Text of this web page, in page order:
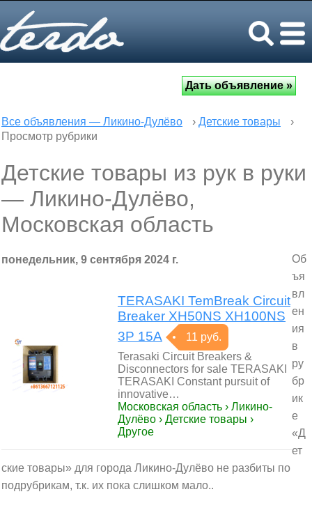
Все объявления — Ликино-Дулёво › Детские товары
›
Просмотр рубрики
Детские товары из рук в руки
— Ликино-Дулёво,
Московская область
понедельник, 9 сентября 2024 г.
TERASAKI TemBreak Circuit
Breaker XH50NS XH100NS
3P 15A
11 руб.
Terasaki Circuit Breakers &
Disconnectors for sale TERASAKI
TERASAKI Constant pursuit of
innovative…
Московская область › Ликино-
Дулёво › Детские товары ›
Другое
Об
ъя
вл
ен
ия
в
ру
бр
ик
е
«Д
ет
ские товары» для города Ликино-Дулёво не разбиты по
подрубрикам, т.к. их пока слишком мало..